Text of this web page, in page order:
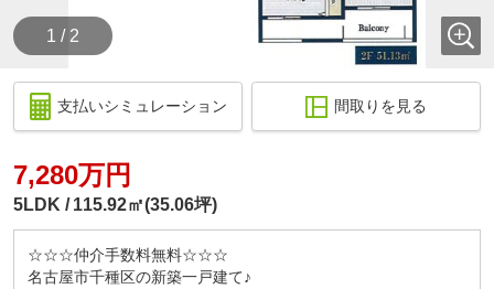
1 / 2
支払いシミュレーション 間取りを見る
7,280万円
5LDK 115.92㎡(35.06坪)
☆☆☆仲介手数料無料☆☆☆
名古屋市千種区の新築一戸建て♪